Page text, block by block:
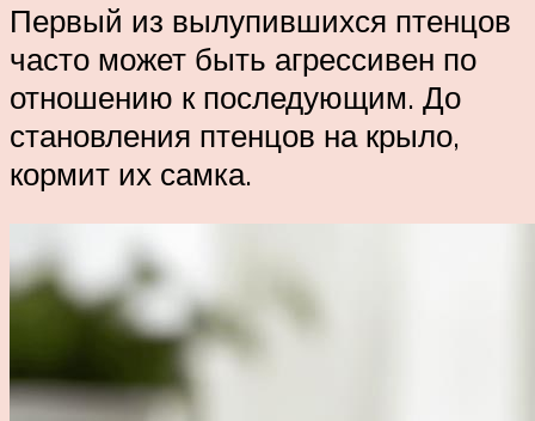
Первый из вылупившихся птенцов
часто может быть агрессивен по
отношению к последующим. До
становления птенцов на крыло,
кормит их самка.